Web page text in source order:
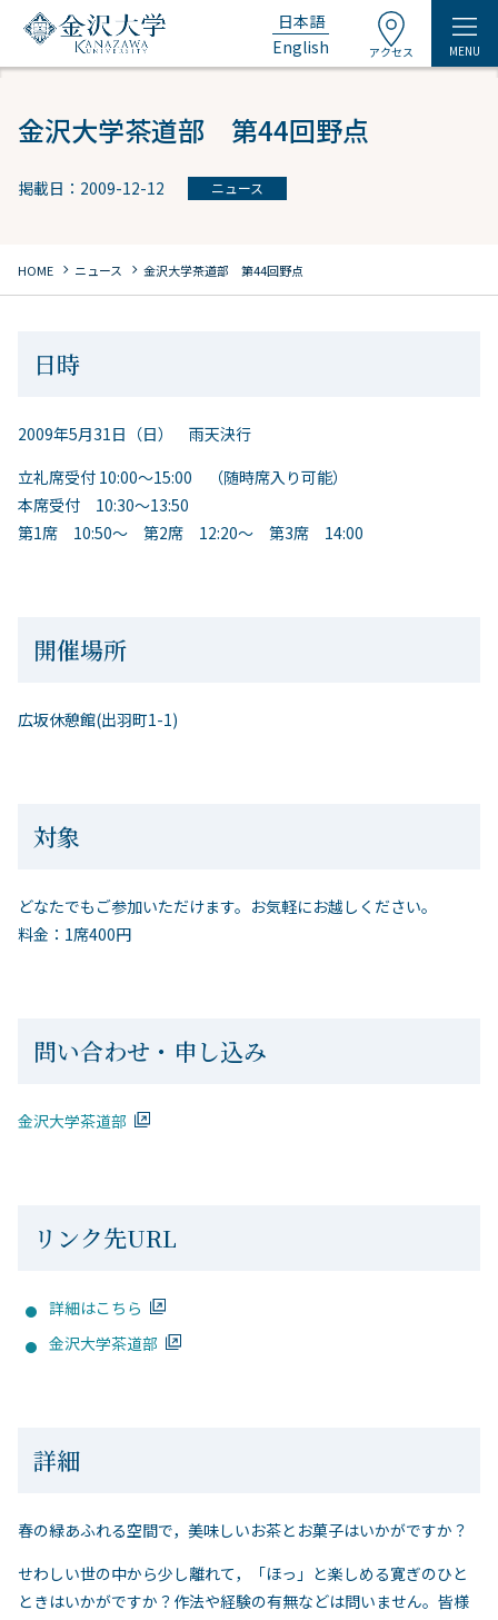
日本語
English
アクセス MENU
金沢大学茶道部 第44回野点
掲載日：2009-12-12 ニュース
HOME chevron_right ニュース chevron_right 金沢大学茶道部 第44回野点
日時
2009年5月31日（日） 雨天決行
立礼席受付 10:00～15:00 （随時席入り可能）
本席受付 10:30～13:50
第1席 10:50～ 第2席 12:20～ 第3席 14:00
開催場所
広坂休憩館(出羽町1-1)
対象
どなたでもご参加いただけます。お気軽にお越しください。
料金：1席400円
問い合わせ・申し込み
金沢大学茶道部
リンク先URL
詳細はこちら
金沢大学茶道部
詳細
春の緑あふれる空間で，美味しいお茶とお菓子はいかがですか？
せわしい世の中から少し離れて，「ほっ」と楽しめる寛ぎのひと
ときはいかがですか？作法や経験の有無などは問いません。皆様